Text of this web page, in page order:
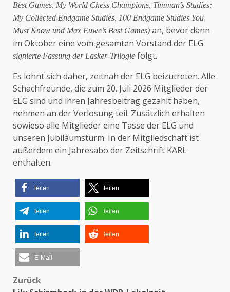
Best Games, My World Chess Champions, Timman’s Studies:
My Collected Endgame Studies, 100 Endgame Studies You
Must Know und Max Euwe’s Best Games) an, bevor dann
im Oktober eine vom gesamten Vorstand der ELG
signierte Fassung der Lasker-Trilogie folgt.
Es lohnt sich daher, zeitnah der ELG beizutreten. Alle
Schachfreunde, die zum 20. Juli 2026 Mitglieder der
ELG sind und ihren Jahresbeitrag gezahlt haben,
nehmen an der Verlosung teil. Zusätzlich erhalten
sowieso alle Mitglieder eine Tasse der ELG und
unseren Jubiläumsturm. In der Mitgliedschaft ist
außerdem ein Jahresabo der Zeitschrift KARL
enthalten.
teilen teilen
teilen teilen
teilen teilen
E-Mail
Beitragsnavigation
Zurück